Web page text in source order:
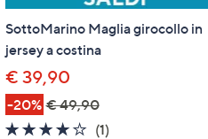
SottoMarino Maglia girocollo in
jersey a costina
€ 39,90
-20% € 49,90
4.0
(1)1